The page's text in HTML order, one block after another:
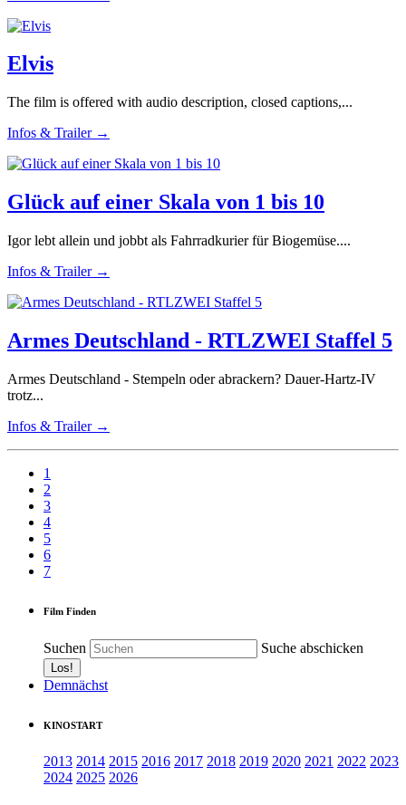
Elvis
The film is offered with audio description, closed captions,...
Infos & Trailer →
Glück auf einer Skala von 1 bis 10
Igor lebt allein und jobbt als Fahrradkurier für Biogemüse....
Infos & Trailer →
Armes Deutschland - RTLZWEI Staffel 5
Armes Deutschland - Stempeln oder abrackern? Dauer-Hartz-IV
trotz...
Infos & Trailer →
1
2
3
4
5
6
7
Film Finden
Suchen Suche abschicken
Demnächst
KINOSTART
2013 2014 2015 2016 2017 2018 2019 2020 2021 2022 2023
2024 2025 2026